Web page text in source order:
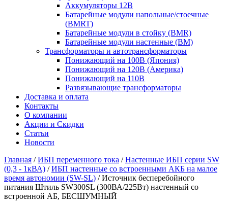
Аккумуляторы 12В
Батарейные модули напольные/стоечные
(BMRT)
Батарейные модули в стойку (BMR)
Батарейные модули настенные (BM)
Трансформаторы и автотрансформаторы
Понижающий на 100В (Япония)
Понижающий на 120В (Америка)
Понижающий на 110В
Развязывающие трансформаторы
Доставка и оплата
Контакты
О компании
Акции и Скидки
Статьи
Новости
Главная /ИБП переменного тока /Настенные ИБП серии SW
(0,3 - 1кВА) /ИБП настенные со встроенными АКБ на малое
время автономии (SW-SL) / Источник бесперебойного
питания Штиль SW300SL (300ВА/225Вт) настенный со
встроенной АБ, БЕСШУМНЫЙ